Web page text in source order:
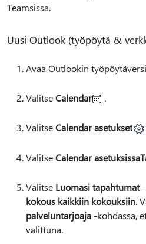
Teamsissa.
Uusi Outlook (työpöytä &
Avaa Outlookin
ValitseCalendar .
ValitseCalendar asetukset
ValitseCalendar asetuksissa
Valitse Luomasi tapahtumat-
kokous kaikkiin kokouksiin.
palveluntarjoaja -kohdassa,
valittuna.